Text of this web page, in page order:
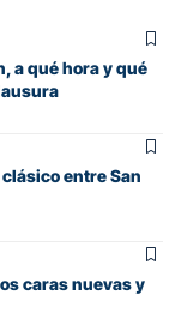
a qué hora y qué
entre San
caras nuevas y